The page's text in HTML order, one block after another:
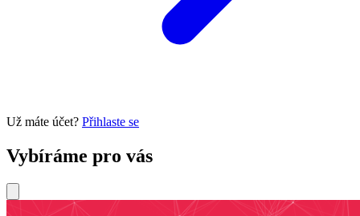
Už máte účet? Přihlaste se
Vybíráme pro vás